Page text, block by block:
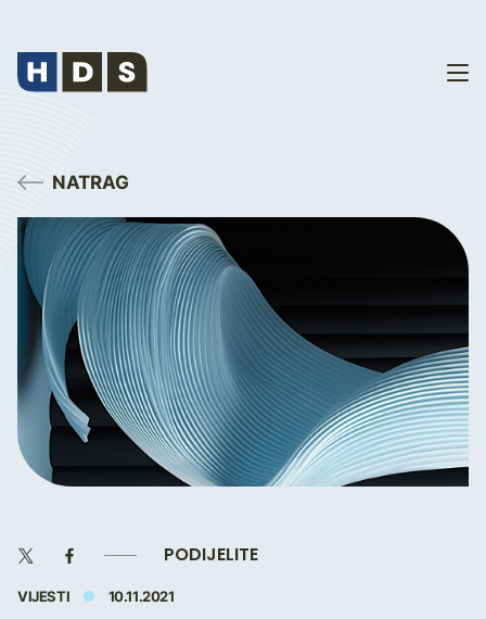
NATRAG
PODIJELITE
VIJESTI 10.11.2021